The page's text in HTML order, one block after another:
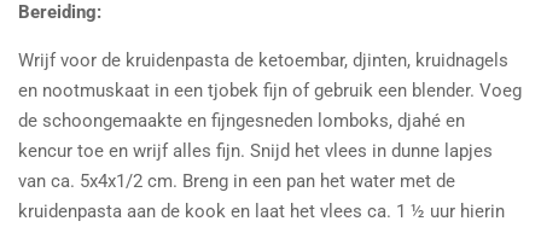
Bereiding:
Wrijf voor de kruidenpasta de ketoembar, djinten, kruidnagels
en nootmuskaat in een tjobek fijn of gebruik een blender. Voeg
de schoongemaakte en fijngesneden lomboks, djahé en
kencur toe en wrijf alles fijn. Snijd het vlees in dunne lapjes
van ca. 5x4x1/2 cm. Breng in een pan het water met de
kruidenpasta aan de kook en laat het vlees ca. 1 ½ uur hierin